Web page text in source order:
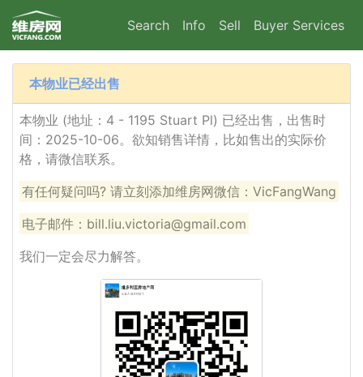
Search Info Sell Buyer Services
本物业已经出售
本物业 (地址：4 - 1195 Stuart Pl) 已经出售，出售时
间：2025-10-06。欲知销售详情，比如售出的实际价
格，请微信联系。
有任何疑问吗? 请立刻添加维房网微信：VicFangWang
电子邮件：bill.liu.victoria@gmail.com
我们一定会尽力解答。